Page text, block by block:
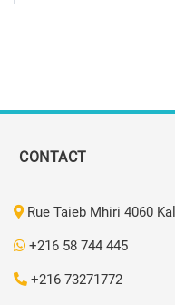
CONTACT
Rue Taieb Mhiri 4060
+216 58 744 445
+216 73271772